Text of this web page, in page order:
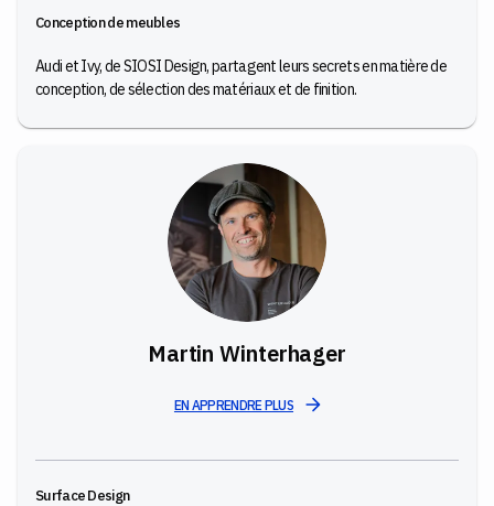
Conception de meubles
Audi et Ivy, de SIOSI Design, partagent leurs secrets en matière de
conception, de sélection des matériaux et de finition.
Martin Winterhager
EN APPRENDRE PLUS
Surface Design